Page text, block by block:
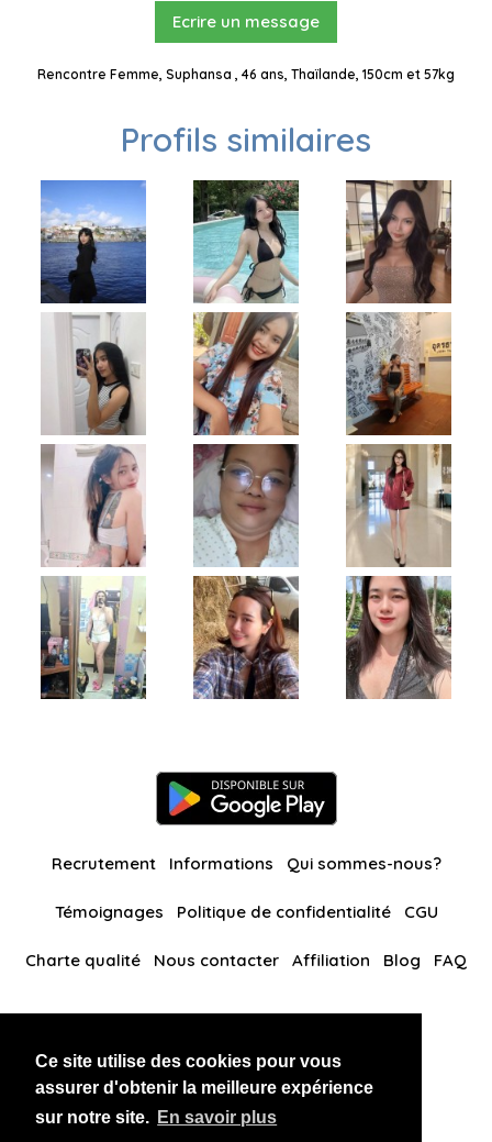
Ce site utilise des cookies pour vous
assurer d'obtenir la meilleure expérience
sur notre site. En savoir plus
Ecrire un message
Rencontre Femme, Suphansa , 46 ans, Thaïlande, 150cm et 57kg
Profils similaires
Recrutement Informations Qui sommes-nous?
Témoignages Politique de confidentialité CGU
Charte qualité Nous contacter Affiliation Blog FAQ
BlackAndBeauties RussianKisses